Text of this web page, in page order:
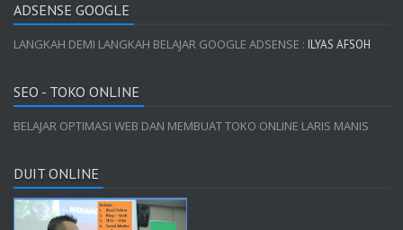
ADSENSE GOOGLE
LANGKAH DEMI LANGKAH BELAJAR GOOGLE ADSENSE : ILYAS AFSOH
SEO - TOKO ONLINE
BELAJAR OPTIMASI WEB DAN MEMBUAT TOKO ONLINE LARIS MANIS
DUIT ONLINE